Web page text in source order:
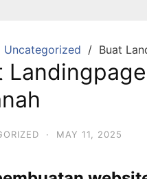
Uncategorized Buat
· MAY 11, 2025